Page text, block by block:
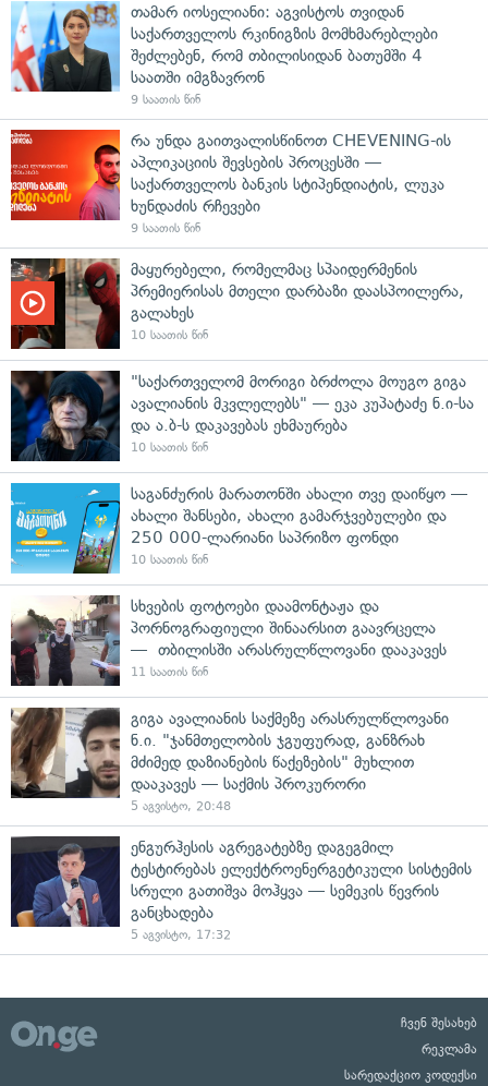
თამარ იოსელიანი: აგვისტოს თვიდან
საქართველოს რკინიგზის მომხმარებლები
შეძლებენ, რომ თბილისიდან ბათუმში 4
საათში იმგზავრონ
9 საათის წინ
რა უნდა გაითვალისწინოთ CHEVENING-ის
აპლიკაციის შევსების პროცესში —
საქართველოს ბანკის სტიპენდიატის, ლუკა
ხუნდაძის რჩევები
9 საათის წინ
მაყურებელი, რომელმაც სპაიდერმენის
პრემიერისას მთელი დარბაზი დაასპოილერა,
გალახეს
10 საათის წინ
"საქართველომ მორიგი ბრძოლა მოუგო გიგა
ავალიანის მკვლელებს" — ეკა კუპატაძე ნ.ი-სა
და ა.ბ-ს დაკავებას ეხმაურება
10 საათის წინ
საგანძურის მარათონში ახალი თვე დაიწყო —
ახალი შანსები, ახალი გამარჯვებულები და
250 000-ლარიანი საპრიზო ფონდი
10 საათის წინ
სხვების ფოტოები დაამონტაჟა და
პორნოგრაფიული შინაარსით გაავრცელა
— თბილისში არასრულწლოვანი დააკავეს
11 საათის წინ
გიგა ავალიანის საქმეზე არასრულწლოვანი
ნ.ი. "ჯანმთელობის ჯგუფურად, განზრახ
მძიმედ დაზიანების წაქეზების" მუხლით
დააკავეს — საქმის პროკურორი
5 აგვისტო, 20:48
ენგურჰესის აგრეგატებზე დაგეგმილ
ტესტირებას ელექტროენერგეტიკული სისტემის
სრული გათიშვა მოჰყვა — სემეკის წევრის
განცხადება
5 აგვისტო, 17:32
ჩვენ შესახებ
რეკლამა
სარედაქციო კოდექსი